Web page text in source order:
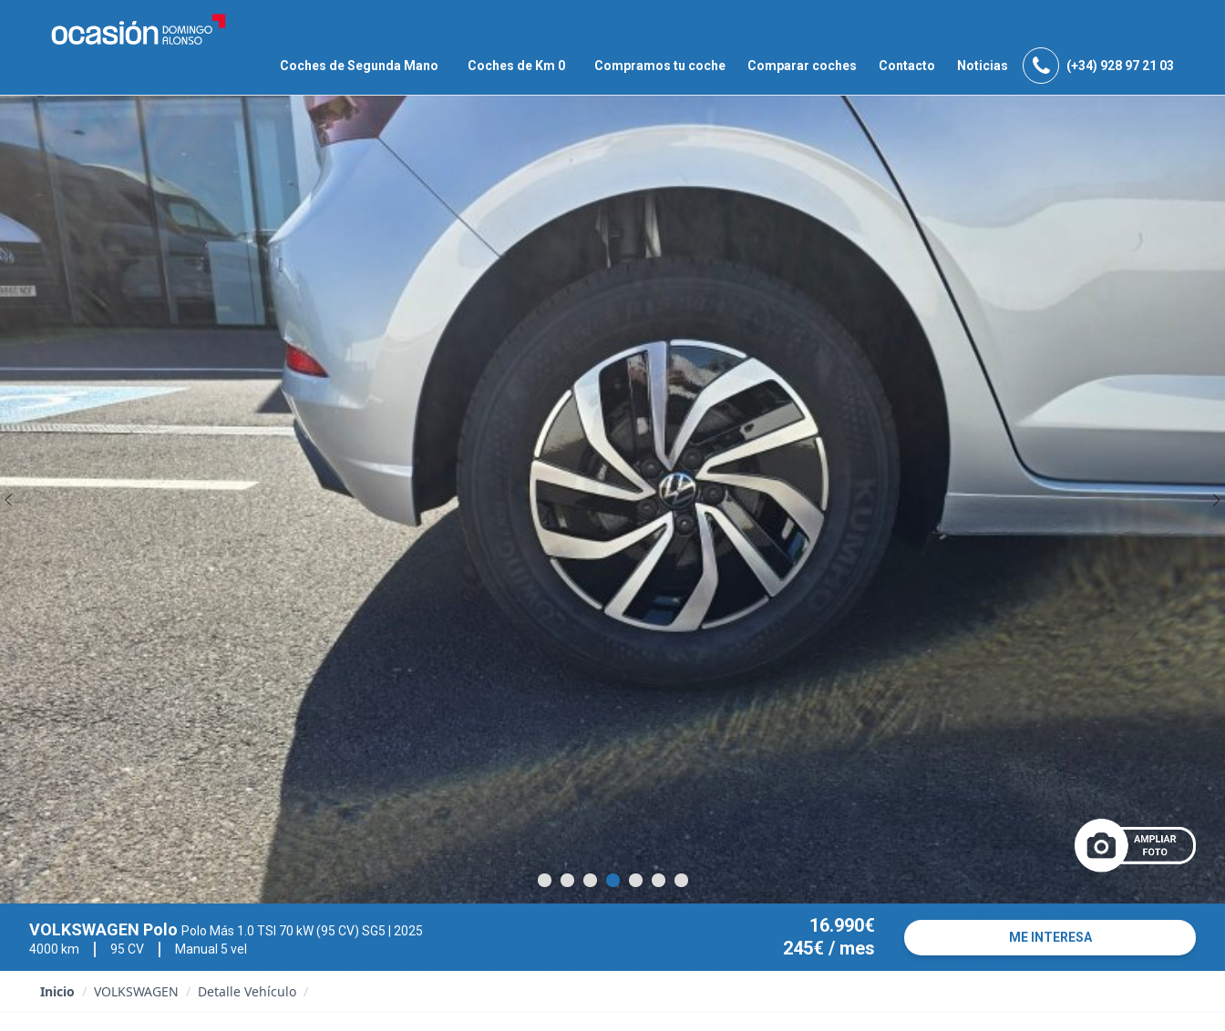
Coches de Segunda Mano Coches de Km 0 Compramos tu coche Comparar coches Contacto Noticias (+34) 928 97 21 03
VOLKSWAGEN Polo Polo Más 1.0 TSI 70 kW (95 CV) SG5 | 2025
4000 km
95 CV Manual 5 vel
16.990€
245€ / mes
ME INTERESA
Inicio / VOLKSWAGEN / Detalle Vehículo /